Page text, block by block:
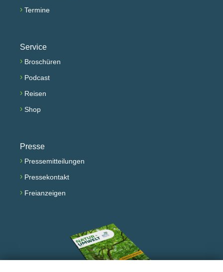
› Termine
Service
› Broschüren
› Podcast
› Reisen
› Shop
Presse
› Pressemitteilungen
› Pressekontakt
› Freianzeigen